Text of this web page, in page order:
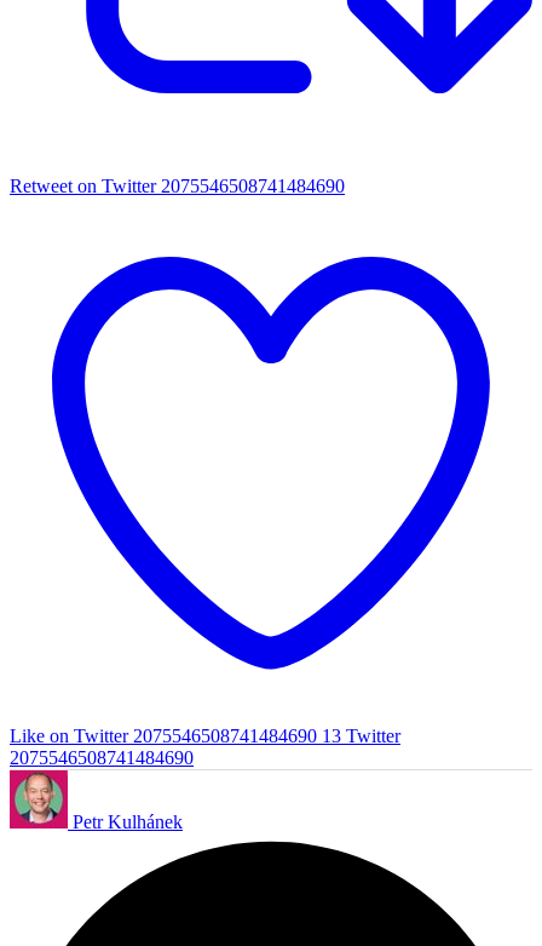
Retweet on Twitter 2075546508741484690
Like on Twitter 2075546508741484690 13 Twitter
2075546508741484690
Petr Kulhánek